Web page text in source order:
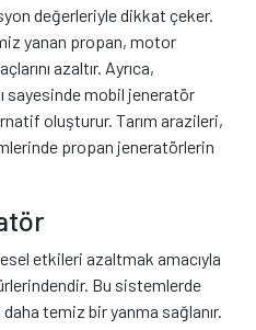
değerleriyle dikkat çeker.
yanan propan, motor
azaltır. Ayrıca,
sayesinde mobil jeneratör
oluşturur. Tarım arazileri,
propan jeneratörlerin
etkileri azaltmak amacıyla
Bu sistemlerde
daha temiz bir yanma sağlanır.